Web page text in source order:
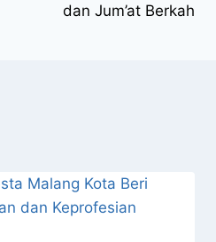
dan Jum’at Berkah